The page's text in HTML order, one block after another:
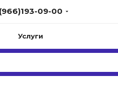
09-00
Услуги